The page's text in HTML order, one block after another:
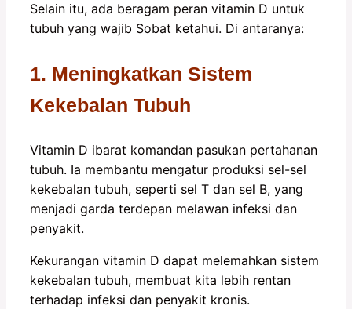
Selain itu, ada beragam peran vitamin D untuk
tubuh yang wajib Sobat ketahui. Di antaranya:
1. Meningkatkan Sistem
Kekebalan Tubuh
Vitamin D ibarat komandan pasukan pertahanan
tubuh. Ia membantu mengatur produksi sel-sel
kekebalan tubuh, seperti sel T dan sel B, yang
menjadi garda terdepan melawan infeksi dan
penyakit.
Kekurangan vitamin D dapat melemahkan sistem
kekebalan tubuh, membuat kita lebih rentan
terhadap infeksi dan penyakit kronis.